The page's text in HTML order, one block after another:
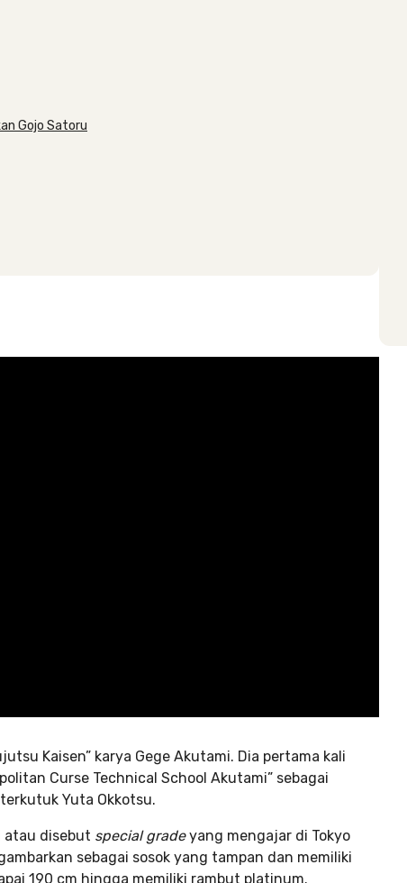
Gojo Satoru
Kaisen” karya Gege Akutami. Dia pertama kali
Curse Technical School Akutami” sebagai
Yuta Okkotsu.
disebut special gradeyang mengajar di Tokyo
sebagai sosok yang tampan dan memiliki
190 cm hingga memiliki rambut platinum.